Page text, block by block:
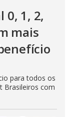
0, 1, 2,
mais
para todos os
Brasileiros com